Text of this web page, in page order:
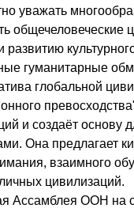
уважать
общечеловеческие
гуманитарные
глобальной
и создаёт основу
Она предлагает
взаимного
цивилизаций.
Ассамблея ООН на